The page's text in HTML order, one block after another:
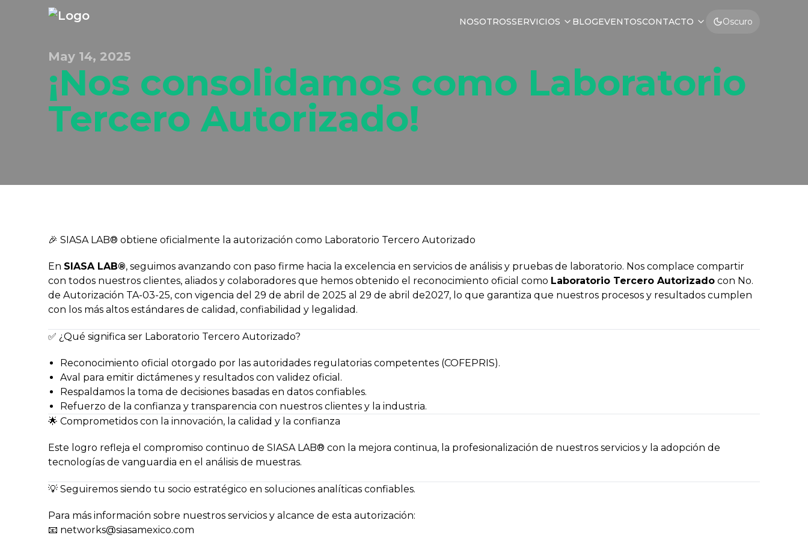
NOSOTROSSERVICIOS BLOGEVENTOSCONTACTO Oscuro
May 14, 2025
¡Nos consolidamos como Laboratorio
Tercero Autorizado!
🎉 SIASA LAB® obtiene oficialmente la autorización como Laboratorio Tercero Autorizado
En SIASA LAB®, seguimos avanzando con paso firme hacia la excelencia en servicios de análisis y pruebas de laboratorio. Nos complace compartir
con todos nuestros clientes, aliados y colaboradores que hemos obtenido el reconocimiento oficial como Laboratorio Tercero Autorizado con No.
de Autorización TA-03-25, con vigencia del 29 de abril de 2025 al 29 de abril de2027, lo que garantiza que nuestros procesos y resultados cumplen
con los más altos estándares de calidad, confiabilidad y legalidad.
✅ ¿Qué significa ser Laboratorio Tercero Autorizado?
Reconocimiento oficial otorgado por las autoridades regulatorias competentes (COFEPRIS).
Aval para emitir dictámenes y resultados con validez oficial.
Respaldamos la toma de decisiones basadas en datos confiables.
Refuerzo de la confianza y transparencia con nuestros clientes y la industria.
🌟 Comprometidos con la innovación, la calidad y la confianza
Este logro refleja el compromiso continuo de SIASA LAB® con la mejora continua, la profesionalización de nuestros servicios y la adopción de
tecnologías de vanguardia en el análisis de muestras.
💡 Seguiremos siendo tu socio estratégico en soluciones analíticas confiables.
Para más información sobre nuestros servicios y alcance de esta autorización:
📧 networks@siasamexico.com